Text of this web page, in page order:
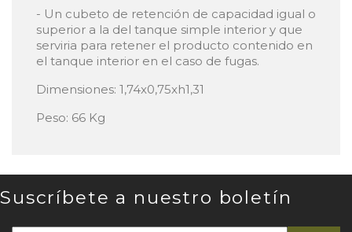
- Un cubeto de retención de capacidad igual o
superior a la del tanque simple interior y que
serviria para retener el producto contenido en
el tanque interior en el caso de fugas.
Dimensiones: 1,74x0,75xh1,31
Peso: 66 Kg
Suscríbete a nuestro boletín